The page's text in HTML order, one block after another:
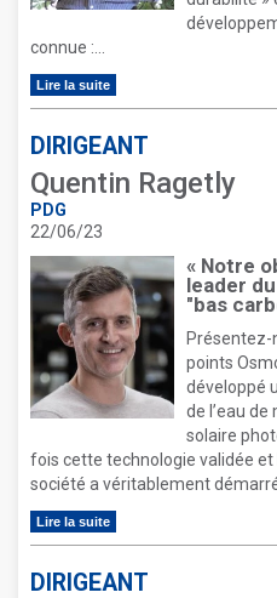
connue :...
Lire la suite
DIRIGEANT
Quentin Ragetly
PDG
22/06/23
« Notre
leader
"bas
Présentez-
points
développé
de l’eau
solaire
fois cette technologie validée et
société a véritablement
Lire la suite
DIRIGEANT